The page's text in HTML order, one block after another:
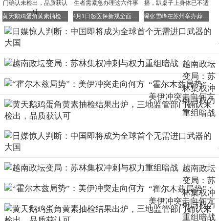
导弹需要靠中国的零件来维持运转。这一说法虽然略显夸
张，但也从侧面反映了中国在全球军工供应链中的重要地
位。
俄乌冲突持续已久，俄罗斯在其中也暴露出了致命的短板。
虽然俄罗斯在核弹、核潜艇、战略轰炸机等领域拥有较为顶
尖的技术，但在芯片、传感器等关键电子部件方面却陷入了
断供的窘境。这主要归因于西方的封锁和制裁。
器件也就不足为奇了。俄罗斯通过采购这些性价比较高且能
够源源不断提供支持的通用部件来弥补自身的短板。
通过外媒的这些爆料，我们可以清晰地看到全球军工供应链
已经发生了结构性的转移。此前由美国、俄罗斯、欧洲三足
鼎立的局面已经逐渐转变为中美双核心的格局。
美国掌握了高端技术，而中国则掌握了全产业链的优势。欧
黄天鹅鸡蛋角黄素抽检结果出炉，三地监管部门确认未检出，品质获认可 4月1日起医保新规全面实施！1965-1985年出生者需紧急办理这六件事 曝张雪峰在苏州举办葬礼，生前最后一次直播，趴桌子上身体已不适
越南政坛
变局：苏
林集权冲
刺与权力
重组暗战
“霍尔木兹局势”：
美伊冲突走向何方
越南政坛
变局：苏
林集权冲
刺与权力
重组暗战
“霍尔木兹局势”：
美伊冲突走向何方